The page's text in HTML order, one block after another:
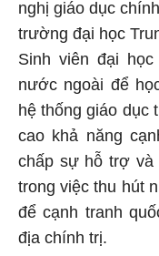
nghị giáo dục
trường đại học
Sinh viên đại
nước ngoài để
hệ thống giáo dục
cao khả năng
chấp sự hỗ trợ và
trong việc thu hút
để cạnh tranh
địa chính trị.